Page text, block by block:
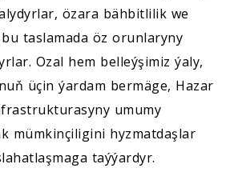
özara bähbitlilik we
taslamada öz orunlaryny
Ozal hem belleýşimiz ýaly,
üçin ýardam bermäge, Hazar
umumy
mümkinçiligini hyzmatdaşlar
taýýardyr.